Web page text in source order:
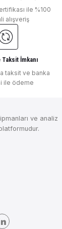
340 ℃ 4 x 10 Litre
( Sıcaklık
( Sıcaklık
ile %100
alışveriş
İmkanı
taksit ve banka
ile ödeme
ve analiz